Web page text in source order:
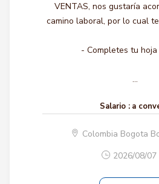
VENTAS, nos gustaría
camino laboral, por lo cual
- Completes tu hoja
...
Salario : a
Colombia Bogota
2026/08/07